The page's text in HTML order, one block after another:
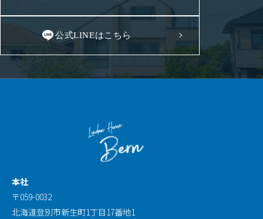
公式LINEはこちら
本社
〒059-0032
北海道登別市新生町1丁目17番地1